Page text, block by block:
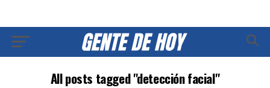
All posts tagged "detección facial"